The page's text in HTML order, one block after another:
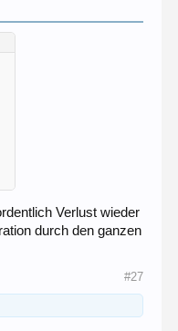
Verlust wieder
durch den ganzen
#27